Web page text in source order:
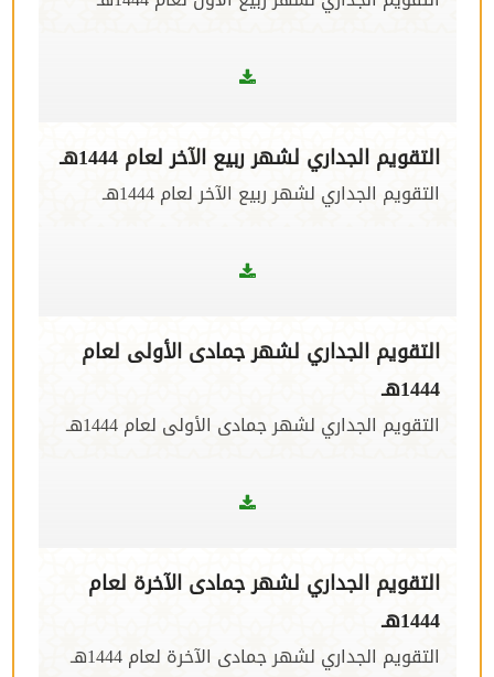
التقويم الجداري لشهر ربيع الآخر لعام 1444هـ
التقويم الجداري لشهر ربيع الآخر لعام 1444هـ
التقويم الجداري لشهر جمادى الأولى لعام
1444هـ
التقويم الجداري لشهر جمادى الأولى لعام 1444هـ
التقويم الجداري لشهر جمادى الآخرة لعام
1444هـ
التقويم الجداري لشهر جمادى الآخرة لعام 1444هـ